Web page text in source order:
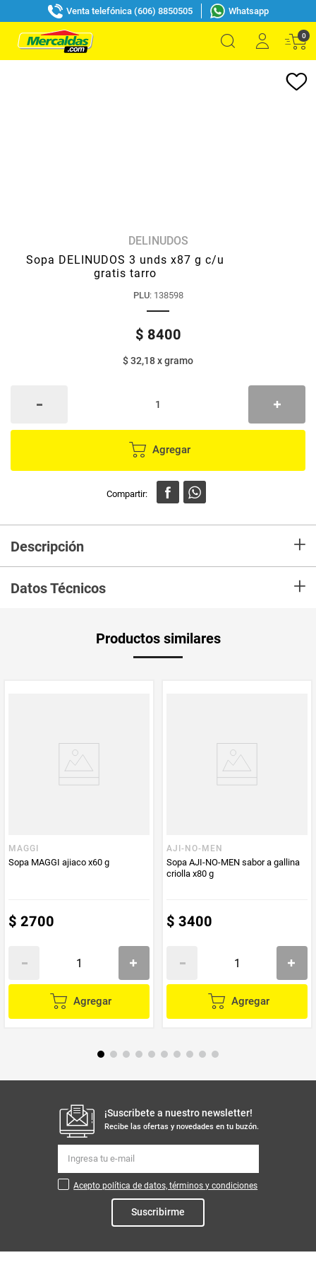
Venta telefónica (606) 8850505 Whatsapp
0
DELINUDOS
Sopa DELINUDOS 3 unds x87 g c/u
gratis tarro
PLU: 138598
$ 8400
$ 32,18xgramo
Agregar
Descripción +
Datos Técnicos +
PUM - Unidad
de Medida
Productos similares
MAGGI
Sopa MAGGI ajiaco x60 g
$ 2700
Agregar
AJI-NO-MEN
Sopa AJI-NO-MEN sabor a gallina
criolla x80 g
$ 3400
Agregar
¡Suscribete a nuestro newsletter!
Recibe las ofertas y novedades en tu buzón.
Acepto política de datos, términos y condiciones
Suscribirme